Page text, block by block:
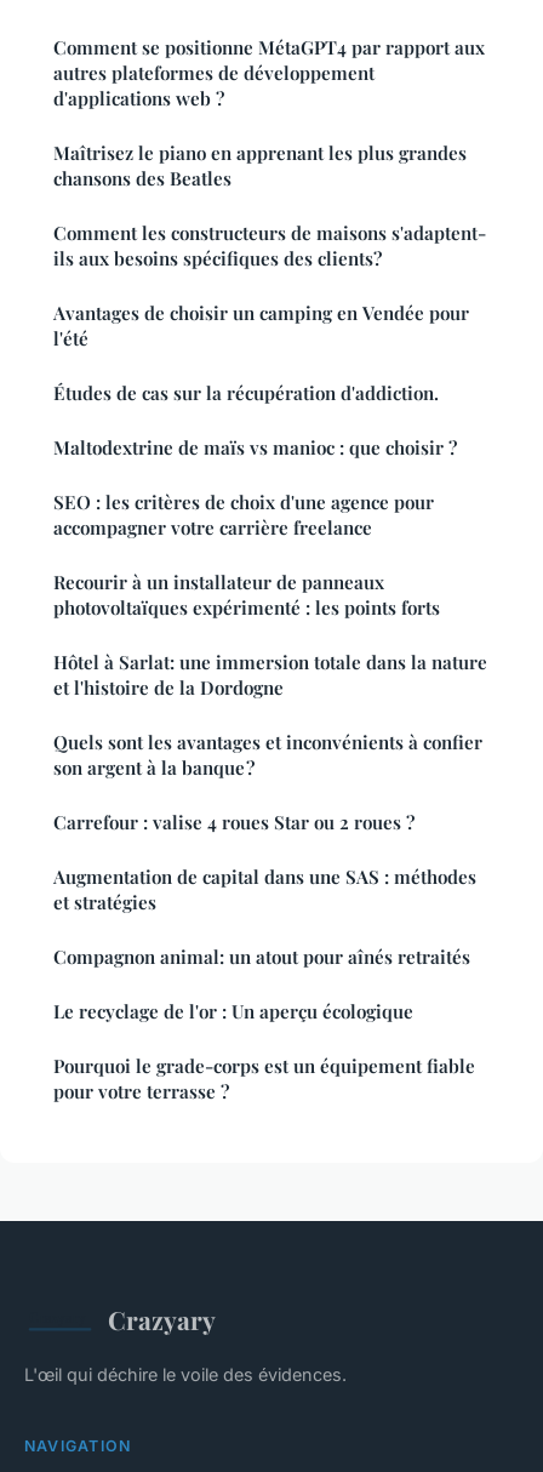
Comment se positionne MétaGPT4 par rapport aux
autres plateformes de développement
d'applications web ?
Maîtrisez le piano en apprenant les plus grandes
chansons des Beatles
Comment les constructeurs de maisons s'adaptent-
ils aux besoins spécifiques des clients?
Avantages de choisir un camping en Vendée pour
l'été
Études de cas sur la récupération d'addiction.
Maltodextrine de maïs vs manioc : que choisir ?
SEO : les critères de choix d'une agence pour
accompagner votre carrière freelance
Recourir à un installateur de panneaux
photovoltaïques expérimenté : les points forts
Hôtel à Sarlat: une immersion totale dans la nature
et l'histoire de la Dordogne
Quels sont les avantages et inconvénients à confier
son argent à la banque ?
Carrefour : valise 4 roues Star ou 2 roues ?
Augmentation de capital dans une SAS : méthodes
et stratégies
Compagnon animal: un atout pour aînés retraités
Le recyclage de l'or : Un aperçu écologique
Pourquoi le grade-corps est un équipement fiable
pour votre terrasse ?
Crazyary
L'œil qui déchire le voile des évidences.
NAVIGATION